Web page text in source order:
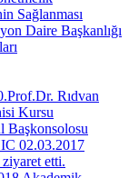
Sağlanması
Daire Başkanlığı
Rıdvan
Kursu
Başkonsolosu
02.03.2017
etti.